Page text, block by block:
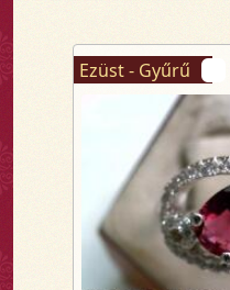
Ezüst - Gyűrű